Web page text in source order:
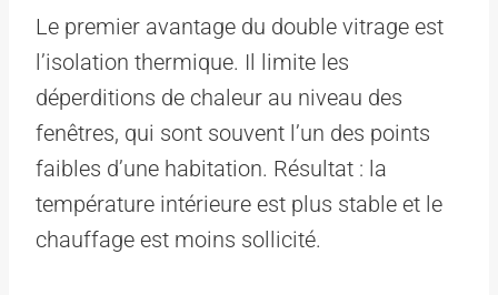
Le premier avantage du double vitrage est
l’isolation thermique. Il limite les
déperditions de chaleur au niveau des
fenêtres, qui sont souvent l’un des points
faibles d’une habitation. Résultat : la
température intérieure est plus stable et le
chauffage est moins sollicité.